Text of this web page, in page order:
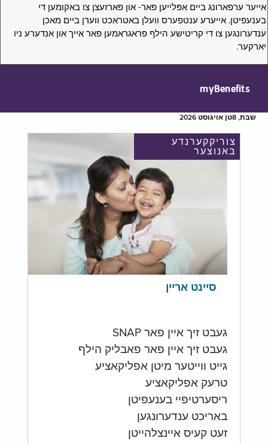
אייער ערפארונג ביים אפּלייען פאר- און פארזעצן צו באקומען די
בענעפיטן. אייערע ענטפערס וועלן באטראכט ווערן ביים מאכן
ענדערונגען צו די קריטישע הילף פראגראמען פאר אייך און אנדערע ניו
יארקער.
myBenefits
שבת, 8טן אויגוסט 2026
צוריקקערנדע
באנוצער
סיינט אריין
געבט זיך איין פאר SNAP
געבט זיך איין פאר פאבליק הילף
גייט ווייטער מיטן אפליקאציע
טרעק אפליקאציע
ריסערטיפיי בענעפיטן
באריכט ענדערונגען
זעט קעיס איינצלהייטן